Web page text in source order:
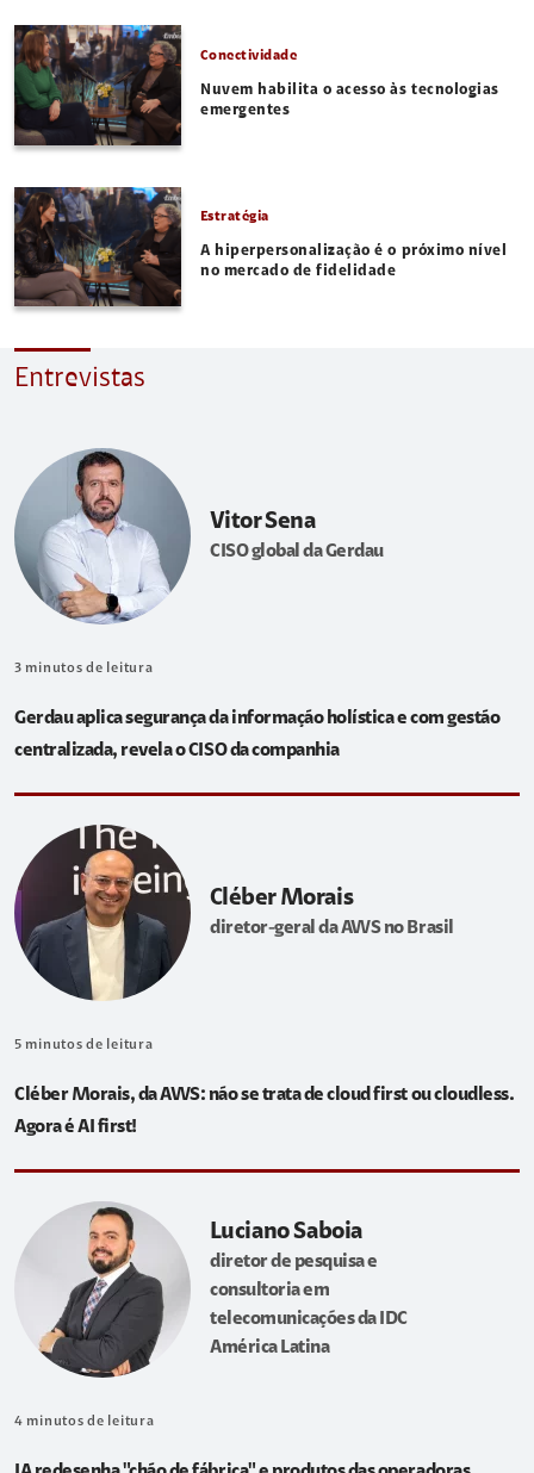
Conectividade
Nuvem habilita o acesso às tecnologias
emergentes
Estratégia
A hiperpersonalização é o próximo nível
no mercado de fidelidade
Entrevistas
Vitor Sena
CISO global da Gerdau
3 minutos de leitura
Gerdau aplica segurança da informação holística e com gestão
centralizada, revela o CISO da companhia
Cléber Morais
diretor-geral da AWS no Brasil
5 minutos de leitura
Cléber Morais, da AWS: não se trata de cloud first ou cloudless.
Agora é AI first!
Luciano Saboia
diretor de pesquisa e
consultoria em
telecomunicações da IDC
América Latina
4 minutos de leitura